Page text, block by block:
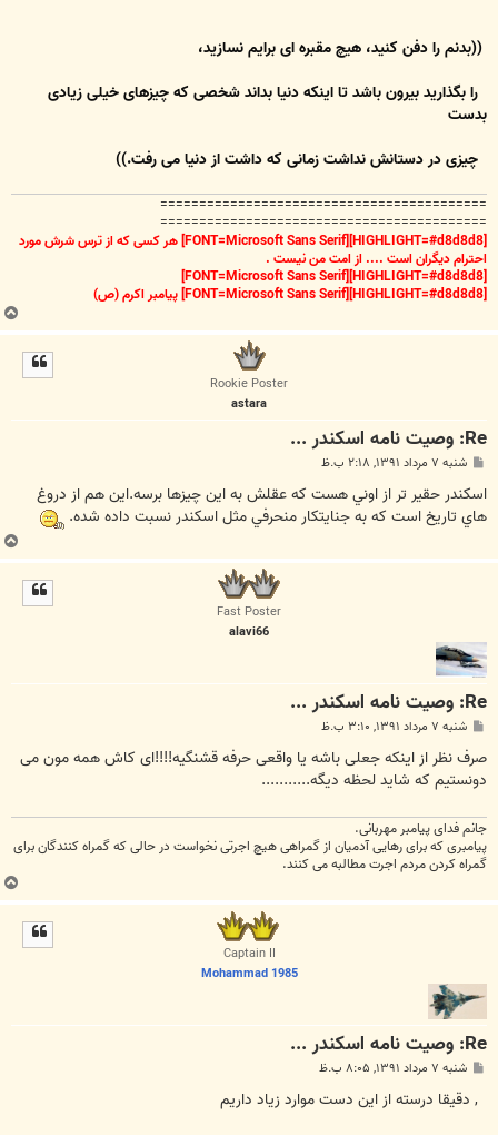
((بدنم را دفن کنید، هیچ مقبره ای برایم نسازید،
را بگذارید بیرون باشد تا اینکه دنیا بداند شخصی که چیزهای خیلی زیادی
بدست
چیزی در دستانش نداشت زمانی که داشت از دنیا می رفت.))
==========================================
==========================================
[HIGHLIGHT=#d8d8d8][FONT=Microsoft Sans Serif] هر کسی که از ترس شرش مورد
احترام دیگران است .... از امت من نیست .
[HIGHLIGHT=#d8d8d8][FONT=Microsoft Sans Serif]
[HIGHLIGHT=#d8d8d8][FONT=Microsoft Sans Serif] پیامبر اکرم (ص)
Rookie Poster
astara
Re: وصیت نامه اسکندر ...
ت
شنبه ۷ مرداد ۱۳۹۱, ۲:۱۸ ب.ظ
اسكندر حقير تر از اوني هست كه عقلش به اين چيزها برسه.اين هم از دروغ
هاي تاريخ است كه به جنايتكار منحرفي مثل اسكندر نسبت داده شده.
Fast Poster
alavi66
Re: وصیت نامه اسکندر ...
ت
شنبه ۷ مرداد ۱۳۹۱, ۳:۱۰ ب.ظ
صرف نظر از اینکه جعلی باشه یا واقعی حرفه قشنگیه!!!!ای کاش همه مون می
دونستیم که شاید لحظه دیگه...........
جانم فدای پیامبر مهربانی.
پیامبری که برای رهایی آدمیان از گمراهی هیچ اجرتی نخواست در حالی که گمراه کنندگان برای
گمراه کردن مردم اجرت مطالبه می کنند.
Captain II
Mohammad 1985
Re: وصیت نامه اسکندر ...
ت
شنبه ۷ مرداد ۱۳۹۱, ۸:۰۵ ب.ظ
, دقیقا درسته از این دست موارد زیاد داریم